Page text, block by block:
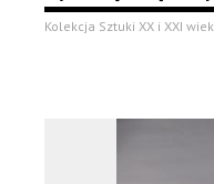
Kolekcja Sztuki XX i XXI